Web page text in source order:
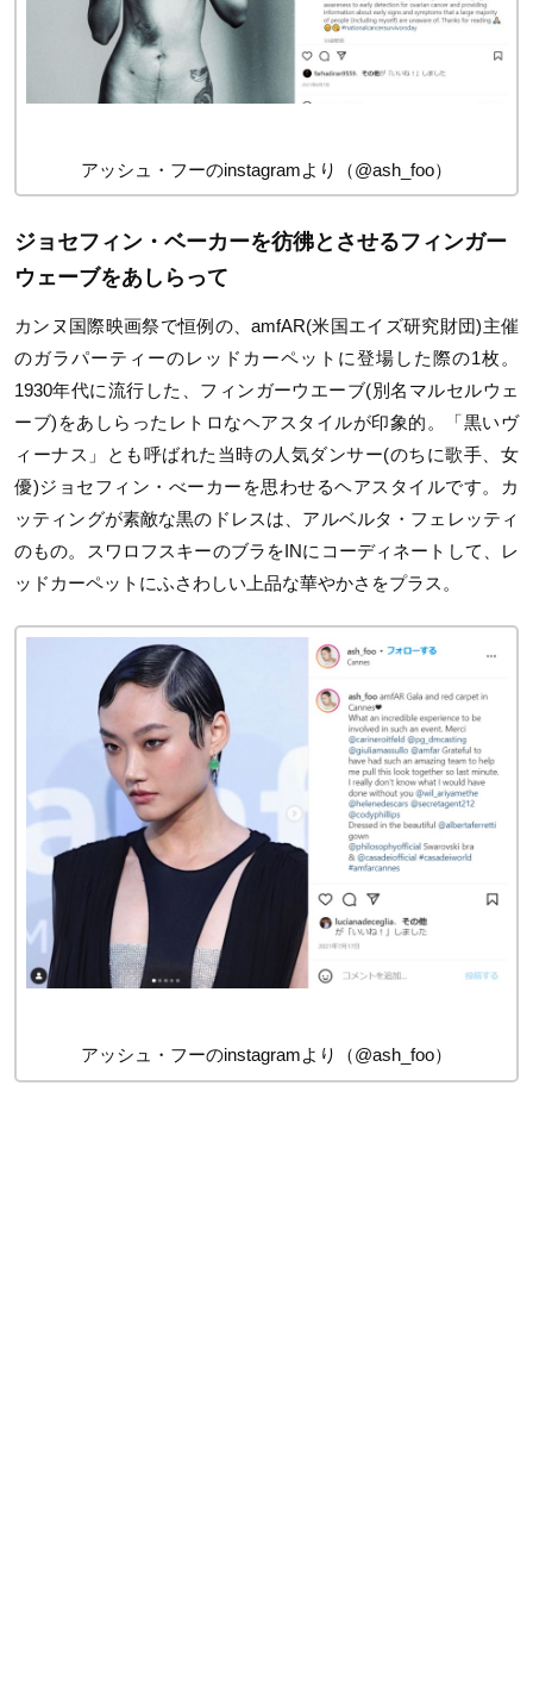
アッシュ・フーのinstagramより（@ash_foo）
ジョセフィン・ベーカーを彷彿とさせるフィンガー
ウェーブをあしらって
カンヌ国際映画祭で恒例の、amfAR(米国エイズ研究財団)主催
のガラパーティーのレッドカーペットに登場した際の1枚。
1930年代に流行した、フィンガーウエーブ(別名マルセルウェ
ーブ)をあしらったレトロなヘアスタイルが印象的。「黒いヴ
ィーナス」とも呼ばれた当時の人気ダンサー(のちに歌手、女
優)ジョセフィン・べーカーを思わせるヘアスタイルです。カ
ッティングが素敵な黒のドレスは、アルベルタ・フェレッティ
のもの。スワロフスキーのブラをINにコーディネートして、レ
ッドカーペットにふさわしい上品な華やかさをプラス。
アッシュ・フーのinstagramより（@ash_foo）